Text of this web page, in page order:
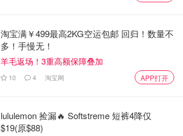
淘宝满￥499最高2KG空运包邮 回归！数量不
多！手慢无！
羊毛返场！3重高额保障叠加
10 4 淘宝网 APP打开
lululemon 捡漏🔥 Softstreme 短裤4降仅
$19(原$88)